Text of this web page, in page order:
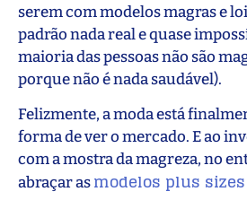
serem com modelos magras e
padrão nada real e quase
maioria das pessoas não são
porque não é nada saudável).
Felizmente, a moda está
forma de ver o mercado. E ao
com a mostra da magreza, no
abraçar asmodelos plus sizes